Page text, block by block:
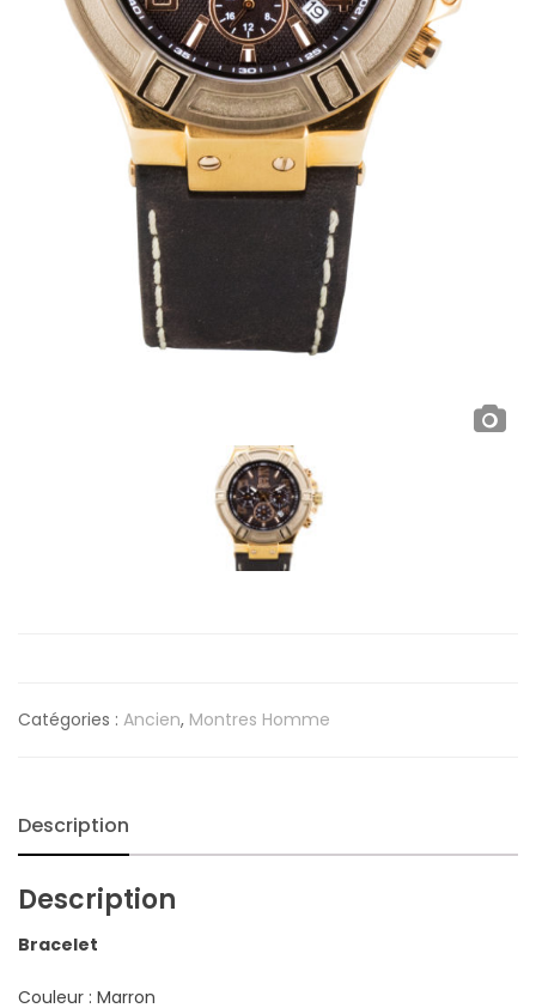
Catégories : Ancien, Montres Homme
Description
Description
Bracelet
Couleur : Marron